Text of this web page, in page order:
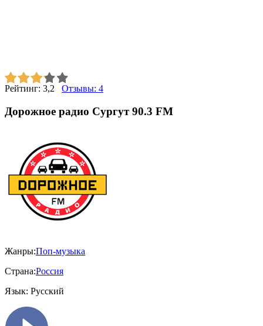
Рейтинг: 3,2 Отзывы: 4
Дорожное радио Сургут 90.3 FM
Жанры:Поп-музыка
Страна:Россия
Язык: Русский